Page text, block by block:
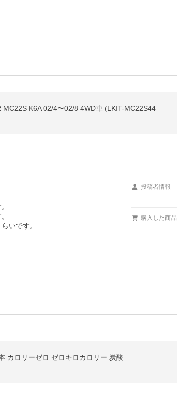
K6A 02/4〜02/8 4WD車 (LKIT-MC22S44
いです。
投稿者情報
-
購入した商品
-
カロリーゼロ ゼロキロカロリー 炭酸